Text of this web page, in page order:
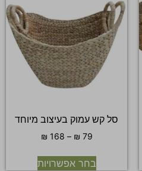
סל קש עמוק בעיצוב מיוחד
₪ 79
–
₪ 168
בחר אפשרויות